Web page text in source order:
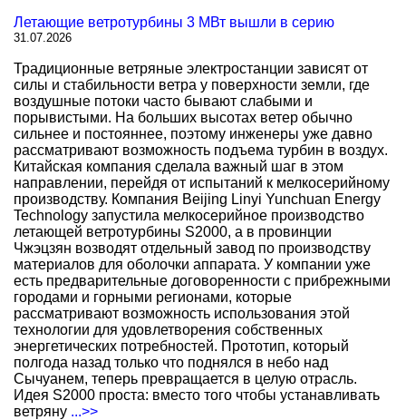
Летающие ветротурбины 3 МВт вышли в серию
31.07.2026
Традиционные ветряные электростанции зависят от
силы и стабильности ветра у поверхности земли, где
воздушные потоки часто бывают слабыми и
порывистыми. На больших высотах ветер обычно
сильнее и постояннее, поэтому инженеры уже давно
рассматривают возможность подъема турбин в воздух.
Китайская компания сделала важный шаг в этом
направлении, перейдя от испытаний к мелкосерийному
производству. Компания Beijing Linyi Yunchuan Energy
Technology запустила мелкосерийное производство
летающей ветротурбины S2000, а в провинции
Чжэцзян возводят отдельный завод по производству
материалов для оболочки аппарата. У компании уже
есть предварительные договоренности с прибрежными
городами и горными регионами, которые
рассматривают возможность использования этой
технологии для удовлетворения собственных
энергетических потребностей. Прототип, который
полгода назад только что поднялся в небо над
Сычуанем, теперь превращается в целую отрасль.
Идея S2000 проста: вместо того чтобы устанавливать
ветряну ...>>